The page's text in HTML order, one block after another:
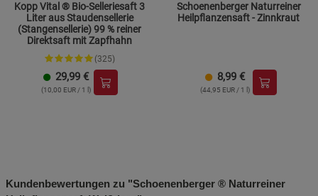
Kopp Vital ® Bio-Selleriesaft 3
Liter aus Staudensellerie
(Stangensellerie) 99 % reiner
Direktsaft mit Zapfhahn
(325)
29,99 €
(10,00 EUR / 1 l)
Schoenenberger Naturreiner
Heilpflanzensaft - Zinnkraut
8,99 €
(44,95 EUR / 1 l)
Kundenbewertungen zu "Schoenenberger ® Naturreiner